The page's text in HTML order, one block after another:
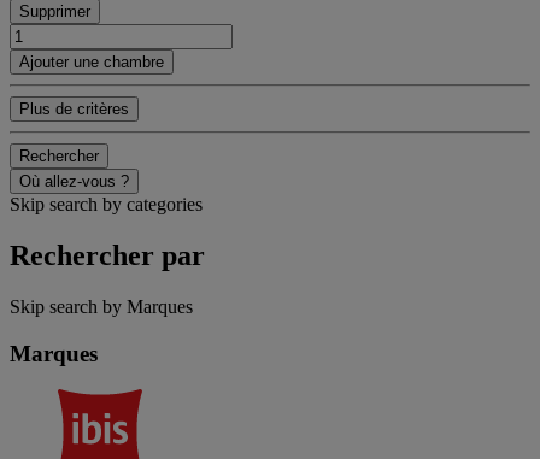
Supprimer
Ajouter une chambre
Plus de critères
Rechercher
Où allez-vous ?
Skip search by categories
Rechercher par
Skip search by Marques
Marques